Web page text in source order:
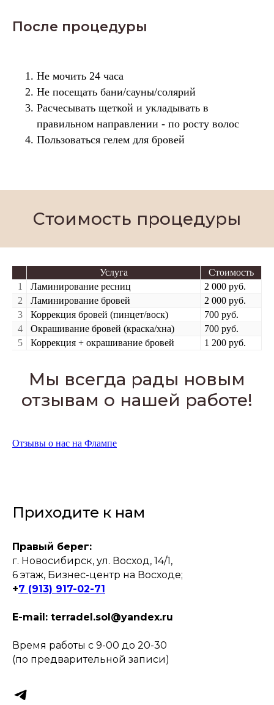
После процедуры
Не мочить 24 часа
Не посещать бани/сауны/солярий
Расчесывать щеткой и укладывать в
правильном направлении - по росту волос
Пользоваться гелем для бровей
Стоимость процедуры
Услуга
Стоимость
1
Ламинирование ресниц
2 000 руб.
2
Ламинирование бровей
2 000 руб.
3
Коррекция бровей (пинцет/воск)
700 руб.
4
Окрашивание бровей (краска/хна)
700 руб.
5
Коррекция + окрашивание бровей 1 200 руб.
Мы всегда рады новым
отзывам о нашей работе!
Отзывы о нас на Флампе
Приходите к нам
Правый берег:
г. Новосибирск, ул. Восход, 14/1,
6 этаж, Бизнес-центр на Восходе;
+7 (913) 917-02-71
E-mail: terradel.sol@yandex.ru
Время работы с 9-00 до 20-30
(по предварительной записи)